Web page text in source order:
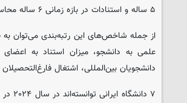
۵ ساله و استنادات در بازه زمانی ۶ ساله محاسبه می شود.
از جمله شاخص‌های این رتبه‌بندی می‌توان
علمی به دانشجو، میزان استناد به
دانشجویان بین‌المللی، اشتغال
۷